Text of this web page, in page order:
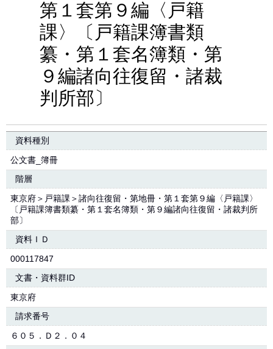
第１套第９編〈戸籍
課〉〔戸籍課簿書類
纂・第１套名簿類・第
９編諸向往復留・諸裁
判所部〕
資料種別
公文書_簿冊
階層
東京府＞戸籍課＞諸向往復留・第地冊・第１套第９編〈戸籍課〉
〔戸籍課簿書類纂・第１套名簿類・第９編諸向往復留・諸裁判所
部〕
資料ＩＤ
000117847
文書・資料群ID
東京府
請求番号
６０５．Ｄ２．０４